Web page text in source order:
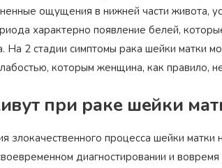
ощущения в нижней части живота,
характерно появление белей,
На 2 стадии симптомы рака шейки матки
которым женщина, как правило,
при раке шейки
злокачественного процесса шейки
диагностировании и